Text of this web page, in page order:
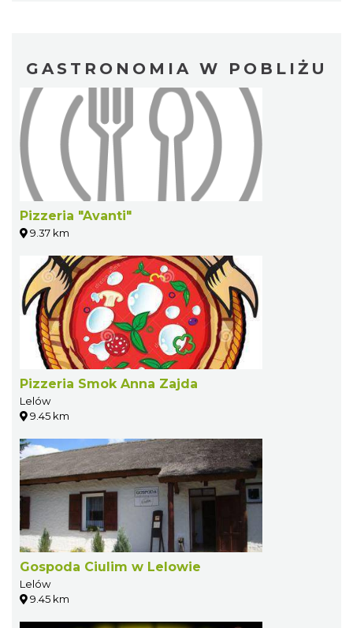
GASTRONOMIA W POBLIŻU
Pizzeria "Avanti"
9.37 km
Pizzeria Smok Anna Zajda
Lelów
9.45 km
Gospoda Ciulim w Lelowie
Lelów
9.45 km